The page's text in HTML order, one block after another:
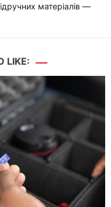
матеріалів —
LIKE: